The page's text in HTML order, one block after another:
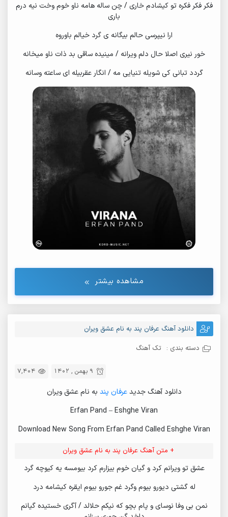
فکر فکر فکره تو کیشادم خاری / چن ساله هامه ناو خوم وخت نیه درم
باری
ارا نیپرسی حالم بیگانه ی گرد خیالم باوروه
خور نیری اصلا حال دلم ویرانه / مینیده ساقی بد ذات ناو میخانه
گردد تبانی کی شویله تنیایی مه / انگار عقربیله ای ساعته وسانه
مشاهده بیشتر
دانلود آهنگ عرفان پند به نام عشق ویران
دسته بندی : تک آهنگ
7,404 9 بهمن , 1402
دانلود آهنگ جدیدعرفان پند به نام عشق ویران
Erfan Pand – Eshghe Viran
Download New Song From Erfan Pand Called Eshghe Viran
+ متن آهنگ عرفان پند به نام عشق ویران
عشق تو ویرانم کرد و گیان خوم بیزارم کرد بیومسه یه کیوچه گرد
له گشتی دیورو بیوم وگرد غم جورو بیوم ایقره کیشامه درد
نمن بی وفا نوسای و پام بچو که نیکم حلالد / آگری خستیده گیانم